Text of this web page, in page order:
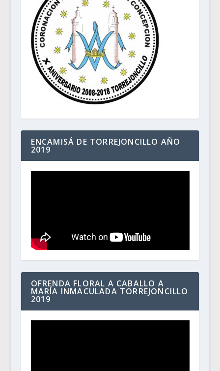
ENCAMISÁ DE TORREJONCILLO AÑO
2019
OFRENDA FLORAL A CABALLO A
MARÍA INMACULADA TORREJONCILLO
2019